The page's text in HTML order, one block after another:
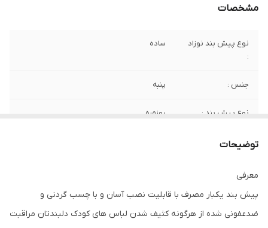
مشخصات
نوع پیش بند نوزاد
:
ساده
جنس : پنبه
نوع پیش بند : روزمره
توضیحات
معرفی
پیش بند یکبار مصرف با قابلیت نصب آسان و با چسب گردنی و
ضدعفونی شده از هرگونه کثیف شدن لباس های کودک دلبندتان مراقبت